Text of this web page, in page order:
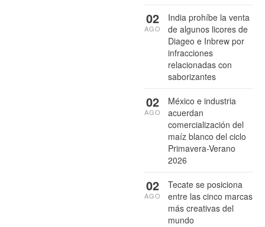
India prohíbe la venta
de algunos licores de
Diageo e Inbrew por
infracciones
relacionadas con
saborizantes
02
AGO
México e industria
acuerdan
comercialización del
maíz blanco del ciclo
Primavera-Verano
2026
02
AGO
Tecate se posiciona
entre las cinco marcas
más creativas del
mundo
02
AGO